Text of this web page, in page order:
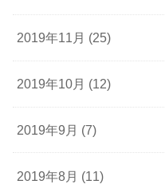
2019年11月 (25)
2019年10月 (12)
2019年9月 (7)
2019年8月 (11)